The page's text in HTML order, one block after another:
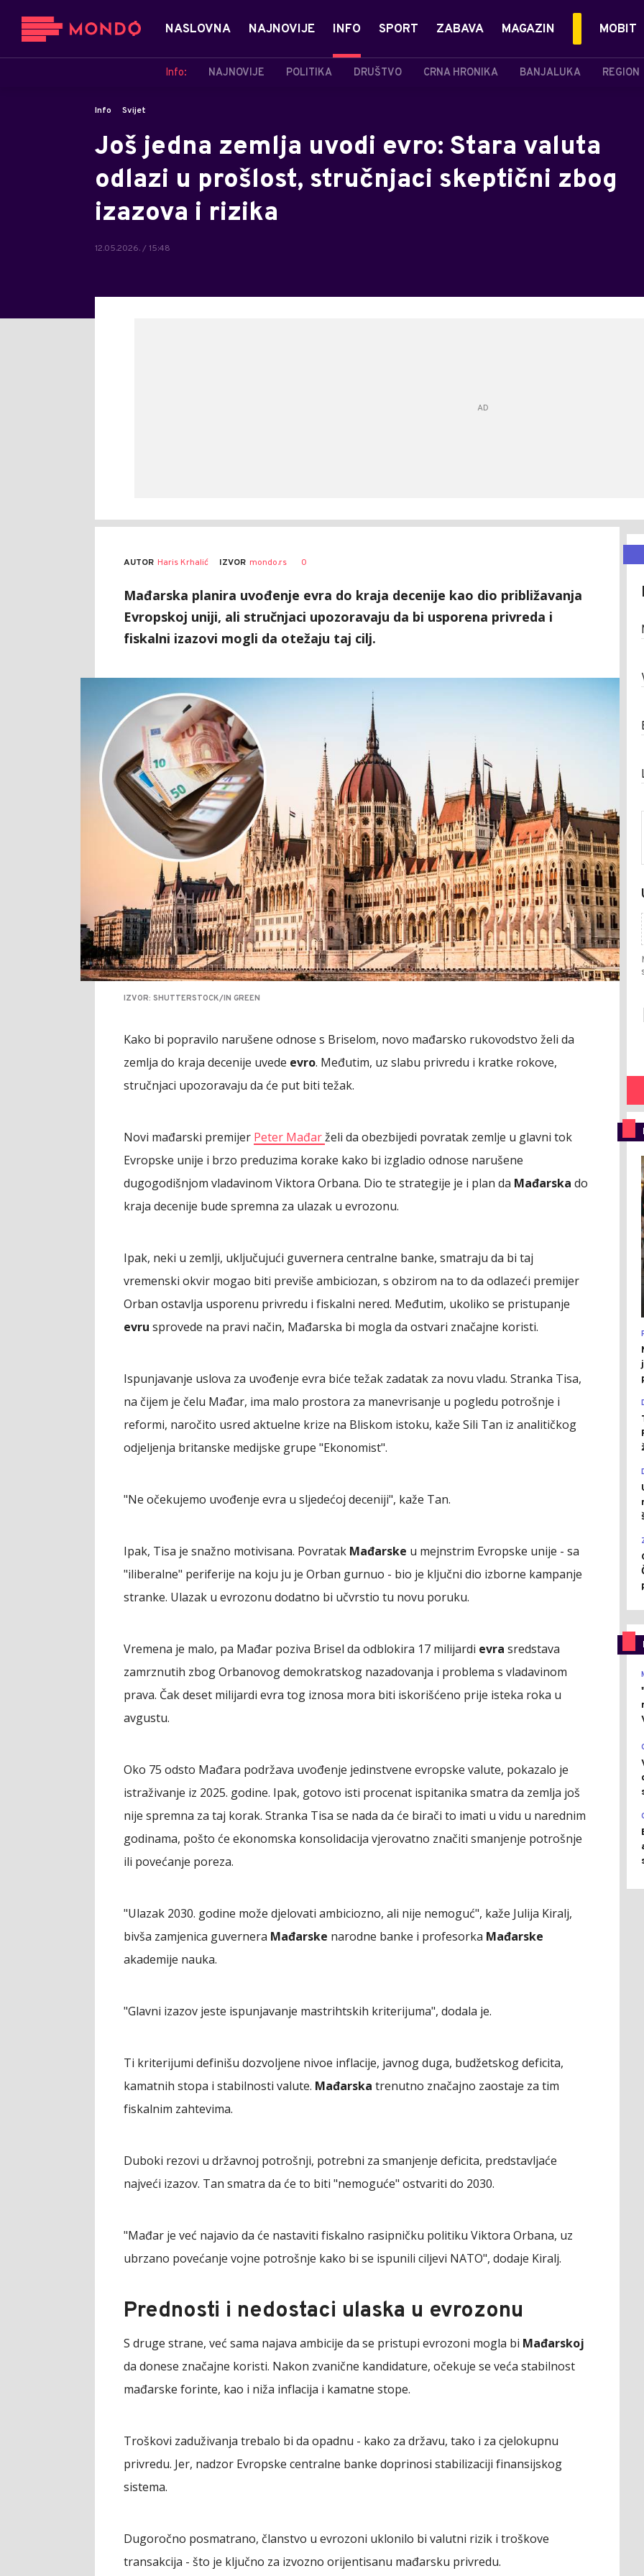
NASLOVNA NAJNOVIJE INFO
Info: NAJNOVIJE POLITIKA DRUŠTVO CRNA HRONIKA BANJALUKA REGION
SPORT ZABAVA MAGAZIN MOBIT
Info Svijet
Još jedna zemlja uvodi evro: Stara valuta
odlazi u prošlost, stručnjaci skeptični zbog
izazova i rizika
12.05.2026. / 15:48
AUTOR Haris Krhalić IZVOR mondo.rs 0
Mađarska planira uvođenje evra do kraja decenije kao dio približavanja
Evropskoj uniji, ali stručnjaci upozoravaju da bi usporena privreda i
fiskalni izazovi mogli da otežaju taj cilj.
IZVOR: SHUTTERSTOCK/IN GREEN
Kako bi popravilo narušene odnose s Briselom, novo mađarsko rukovodstvo želi da
zemlja do kraja decenije uvede evro. Međutim, uz slabu privredu i kratke rokove,
stručnjaci upozoravaju da će put biti težak.
Novi mađarski premijer Peter Mađarželi da obezbijedi povratak zemlje u glavni tok
Evropske unije i brzo preduzima korake kako bi izgladio odnose narušene
dugogodišnjom vladavinom Viktora Orbana. Dio te strategije je i plan da Mađarska do
kraja decenije bude spremna za ulazak u evrozonu.
Ipak, neki u zemlji, uključujući guvernera centralne banke, smatraju da bi taj
vremenski okvir mogao biti previše ambiciozan, s obzirom na to da odlazeći premijer
Orban ostavlja usporenu privredu i fiskalni nered. Međutim, ukoliko se pristupanje
evru sprovede na pravi način, Mađarska bi mogla da ostvari značajne koristi.
Ispunjavanje uslova za uvođenje evra biće težak zadatak za novu vladu. Stranka Tisa,
na čijem je čelu Mađar, ima malo prostora za manevrisanje u pogledu potrošnje i
reformi, naročito usred aktuelne krize na Bliskom istoku, kaže Sili Tan iz analitičkog
odjeljenja britanske medijske grupe "Ekonomist".
"Ne očekujemo uvođenje evra u sljedećoj deceniji", kaže Tan.
Ipak, Tisa je snažno motivisana. Povratak Mađarske u mejnstrim Evropske unije - sa
"iliberalne" periferije na koju ju je Orban gurnuo - bio je ključni dio izborne kampanje
stranke. Ulazak u evrozonu dodatno bi učvrstio tu novu poruku.
Vremena je malo, pa Mađar poziva Brisel da odblokira 17 milijardi evra sredstava
zamrznutih zbog Orbanovog demokratskog nazadovanja i problema s vladavinom
prava. Čak deset milijardi evra tog iznosa mora biti iskorišćeno prije isteka roka u
avgustu.
Oko 75 odsto Mađara podržava uvođenje jedinstvene evropske valute, pokazalo je
istraživanje iz 2025. godine. Ipak, gotovo isti procenat ispitanika smatra da zemlja još
nije spremna za taj korak. Stranka Tisa se nada da će birači to imati u vidu u narednim
godinama, pošto će ekonomska konsolidacija vjerovatno značiti smanjenje potrošnje
ili povećanje poreza.
"Ulazak 2030. godine može djelovati ambiciozno, ali nije nemoguć", kaže Julija Kiralj,
bivša zamjenica guvernera Mađarske narodne banke i profesorka Mađarske
akademije nauka.
"Glavni izazov jeste ispunjavanje mastrihtskih kriterijuma", dodala je.
Ti kriterijumi definišu dozvoljene nivoe inflacije, javnog duga, budžetskog deficita,
kamatnih stopa i stabilnosti valute. Mađarska trenutno značajno zaostaje za tim
fiskalnim zahtevima.
Duboki rezovi u državnoj potrošnji, potrebni za smanjenje deficita, predstavljaće
najveći izazov. Tan smatra da će to biti "nemoguće" ostvariti do 2030.
"Mađar je već najavio da će nastaviti fiskalno rasipničku politiku Viktora Orbana, uz
ubrzano povećanje vojne potrošnje kako bi se ispunili ciljevi NATO", dodaje Kiralj.
Prednosti i nedostaci ulaska u evrozonu
S druge strane, već sama najava ambicije da se pristupi evrozoni mogla bi Mađarskoj
da donese značajne koristi. Nakon zvanične kandidature, očekuje se veća stabilnost
mađarske forinte, kao i niža inflacija i kamatne stope.
Troškovi zaduživanja trebalo bi da opadnu - kako za državu, tako i za cjelokupnu
privredu. Jer, nadzor Evropske centralne banke doprinosi stabilizaciji finansijskog
sistema.
Dugoročno posmatrano, članstvo u evrozoni uklonilo bi valutni rizik i troškove
transakcija - što je ključno za izvozno orijentisanu mađarsku privredu.